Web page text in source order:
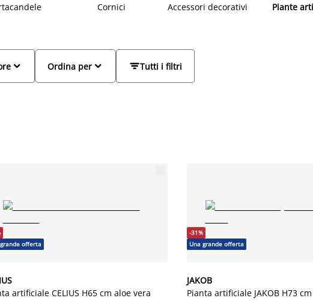
piante in vaso, piccoli cactus, piante alte da terra o
Cornici Accessori decorativi Piante
 Tutti i filtri

Ordina per
offerta
artificiale CELIUS H65 cm aloe vera
-31%
Una grande offerta
JAKOB
Pianta artificiale JAKOB H73